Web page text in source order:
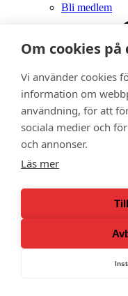
Bli medlem
Ge
Om cookies
Vi använder cookies
information om
användning, för att
sociala medier och
och annonser.
Läs mer